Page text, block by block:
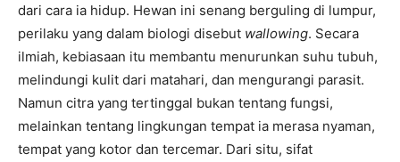
dari cara ia hidup. Hewan ini senang berguling di lumpur,
perilaku yang dalam biologi disebut wallowing. Secara
ilmiah, kebiasaan itu membantu menurunkan suhu tubuh,
melindungi kulit dari matahari, dan mengurangi parasit.
Namun citra yang tertinggal bukan tentang fungsi,
melainkan tentang lingkungan tempat ia merasa nyaman,
tempat yang kotor dan tercemar. Dari situ, sifat